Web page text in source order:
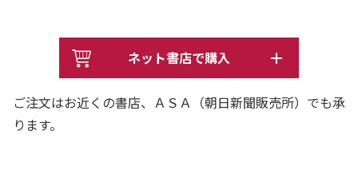
ネット書店で購入
ご注文はお近くの書店、ＡＳＡ（朝日新聞販売所）でも承
ります。